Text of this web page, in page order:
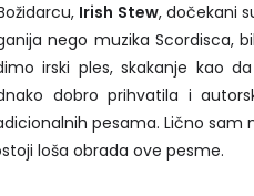
Irish Stew, dočekani
nego muzika Scordisca,
irski ples, skakanje kao
dobro prihvatila i
pesama. Lično sam
loša obrada ove pesme.